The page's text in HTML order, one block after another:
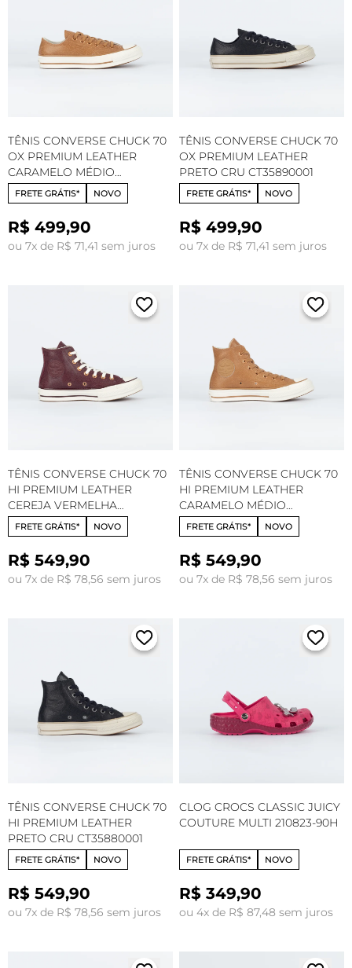
TÊNIS CONVERSE CHUCK 70
OX PREMIUM LEATHER
CARAMELO MÉDIO
AMENDOA CT35890003
FRETE GRÁTIS* NOVO
R$ 499,90
ou 7x de R$ 71,41 sem juros
TÊNIS CONVERSE CHUCK 70
OX PREMIUM LEATHER
PRETO CRU CT35890001
FRETE GRÁTIS* NOVO
R$ 499,90
ou 7x de R$ 71,41 sem juros
TÊNIS CONVERSE CHUCK 70
HI PREMIUM LEATHER
CEREJA VERMELHA
AMENDOA CT35880002
FRETE GRÁTIS* NOVO
R$ 549,90
ou 7x de R$ 78,56 sem juros
TÊNIS CONVERSE CHUCK 70
HI PREMIUM LEATHER
CARAMELO MÉDIO
AMENDOA CT35880003
FRETE GRÁTIS* NOVO
R$ 549,90
ou 7x de R$ 78,56 sem juros
TÊNIS CONVERSE CHUCK 70
HI PREMIUM LEATHER
PRETO CRU CT35880001
FRETE GRÁTIS* NOVO
R$ 549,90
ou 7x de R$ 78,56 sem juros
CLOG CROCS CLASSIC JUICY
COUTURE MULTI 210823-90H
FRETE GRÁTIS* NOVO
R$ 349,90
ou 4x de R$ 87,48 sem juros